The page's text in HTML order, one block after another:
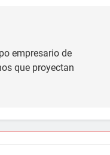
empresario de
que proyectan